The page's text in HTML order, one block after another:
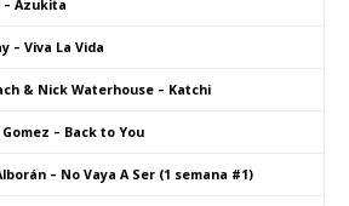
– Azukita
– Viva La Vida
& Nick Waterhouse – Katchi
– Back to You
– No Vaya A Ser (1 semana #1)